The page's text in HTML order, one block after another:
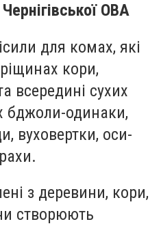
ОВА
для комах, які
кори,
всередині сухих
бджоли-одинаки,
вуховертки, оси-
з деревини, кори,
створюють